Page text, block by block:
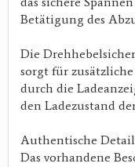
Betätigung des
Die
sorgt für
durch die
den Ladezustand
Authentische
Das vorhandene